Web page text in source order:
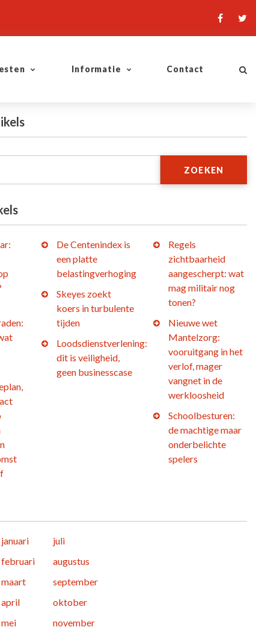
Informatie Contact
ZOEKEN
De Centenindex is
een platte
belastingverhoging
Skeyes zoekt
koers in turbulente
tijden
Loodsdienstverlening:
dit is veiligheid,
geen businesscase
Regels
zichtbaarheid
aangescherpt: wat
mag militair nog
tonen?
Nieuwe wet
Mantelzorg:
vooruitgang in het
verlof, mager
vangnet in de
werkloosheid
Schoolbesturen:
de machtige maar
onderbelichte
spelers
januari
februari
maart
april
mei
juli
augustus
september
oktober
november